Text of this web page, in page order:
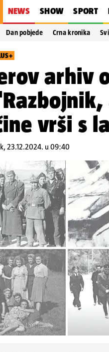
NEWS SHOW SPORT
Dan pobjede Crna kronika
arhiv
vrši s
23.12.2024. u 09:40